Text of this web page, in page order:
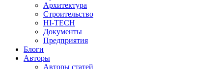
Архитектура
Строительство
HI-TECH
Документы
Предприятия
Блоги
Авторы
Авторы статей